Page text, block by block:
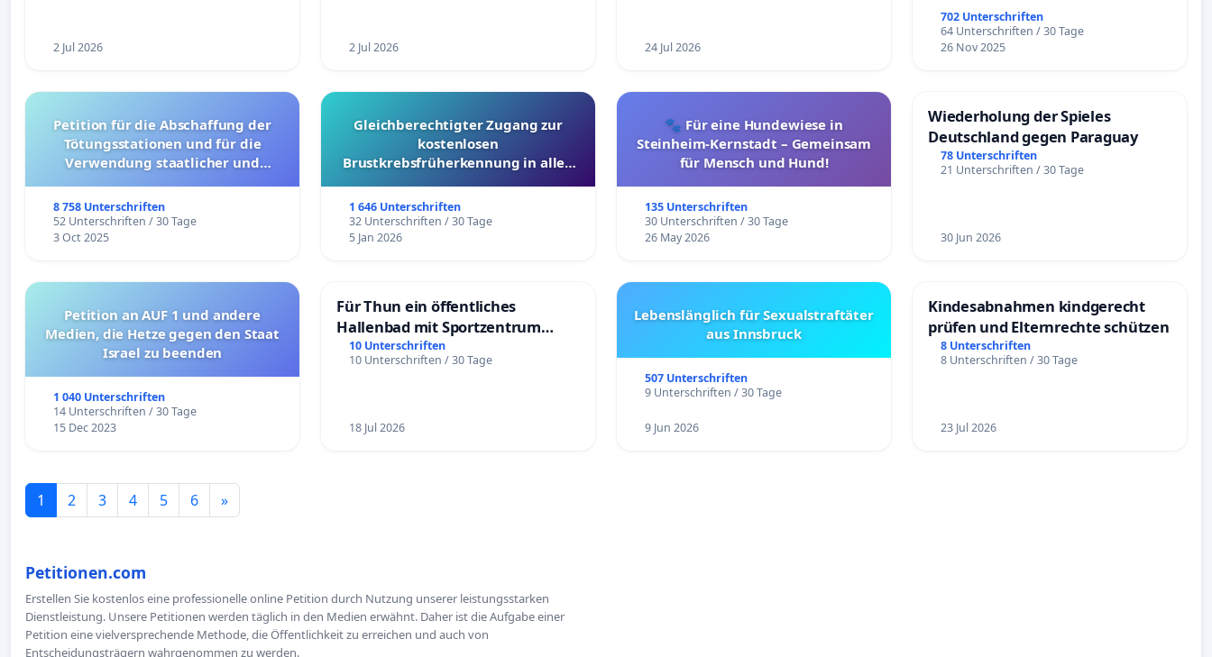
2 Jul 2026 2 Jul 2026 24 Jul 2026
Überprüfung und Alternativen
702 Unterschriften
64 Unterschriften / 30 Tage
26 Nov 2025
Petition für die Abschaffung der
Tötungsstationen und für die
Verwendung staatlicher und
8 758 Unterschriften
52 Unterschriften / 30 Tage
3 Oct 2025
Gleichberechtigter Zugang zur
kostenlosen
Brustkrebsfrüherkennung in allen
1 646 Unterschriften
32 Unterschriften / 30 Tage
5 Jan 2026
🐾 Für eine Hundewiese in
Steinheim-Kernstadt – Gemeinsam
für Mensch und Hund!
135 Unterschriften
30 Unterschriften / 30 Tage
26 May 2026
Wiederholung der Spieles
Deutschland gegen Paraguay
78 Unterschriften
21 Unterschriften / 30 Tage
30 Jun 2026
Petition an AUF 1 und andere
Medien, die Hetze gegen den Staat
Israel zu beenden
1 040 Unterschriften
14 Unterschriften / 30 Tage
15 Dec 2023
Für Thun ein öffentliches
Hallenbad mit Sportzentrum
schaffen
10 Unterschriften
10 Unterschriften / 30 Tage
18 Jul 2026
Lebenslänglich für Sexualstraftäter
aus Innsbruck
507 Unterschriften
9 Unterschriften / 30 Tage
9 Jun 2026
Kindesabnahmen kindgerecht
prüfen und Elternrechte schützen
8 Unterschriften
8 Unterschriften / 30 Tage
23 Jul 2026
1 2 3 4 5 6 »
Petitionen.com
Erstellen Sie kostenlos eine professionelle online Petition durch Nutzung unserer leistungsstarken
Dienstleistung. Unsere Petitionen werden täglich in den Medien erwähnt. Daher ist die Aufgabe einer
Petition eine vielversprechende Methode, die Öffentlichkeit zu erreichen und auch von
Entscheidungsträgern wahrgenommen zu werden.